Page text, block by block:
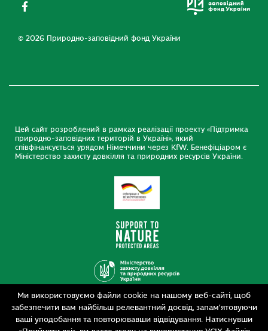
Ми використовуємо файли cookie на нашому веб-сайті, щоб
забезпечити вам найбільш релевантний досвід, запам’ятовуючи
ваші уподобання та повторювавши відвідування. Натиснувши
© 2026 Природно-заповідний фонд України
Цей сайт розроблений в рамках реалізації проекту «Підтримка
природно-заповідних територій в Україні», який
співфінансується урядом Німеччини через KfW. Бенефіціаром є
Міністерство захисту довкілля та природних ресурсів України.
Дизайн
Розробка
siteGist